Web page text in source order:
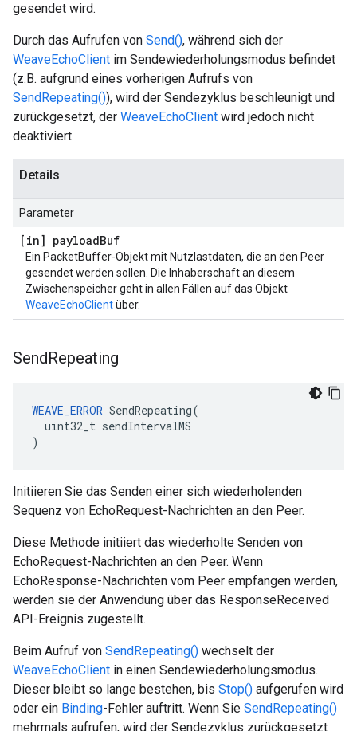
gesendet wird.
Durch das Aufrufen von Send(), während sich der
WeaveEchoClient im Sendewiederholungsmodus befindet
(z.B. aufgrund eines vorherigen Aufrufs von
SendRepeating()), wird der Sendezyklus beschleunigt und
zurückgesetzt, der WeaveEchoClient wird jedoch nicht
deaktiviert.
Details
Parameter
[in] payloadBuf
Ein PacketBuffer-Objekt mit Nutzlastdaten, die an den Peer
gesendet werden sollen. Die Inhaberschaft an diesem
Zwischenspeicher geht in allen Fällen auf das Objekt
WeaveEchoClientüber.
SendRepeating
WEAVE_ERROR SendRepeating(
  uint32_t sendIntervalMS
)
Initiieren Sie das Senden einer sich wiederholenden
Sequenz von EchoRequest-Nachrichten an den Peer.
Diese Methode initiiert das wiederholte Senden von
EchoRequest-Nachrichten an den Peer. Wenn
EchoResponse-Nachrichten vom Peer empfangen werden,
werden sie der Anwendung über das ResponseReceived
API-Ereignis zugestellt.
Beim Aufruf von SendRepeating() wechselt der
WeaveEchoClient in einen Sendewiederholungsmodus.
Dieser bleibt so lange bestehen, bis Stop() aufgerufen wird
oder ein Binding-Fehler auftritt. Wenn Sie SendRepeating()
mehrmals aufrufen, wird der Sendezyklus zurückgesetzt